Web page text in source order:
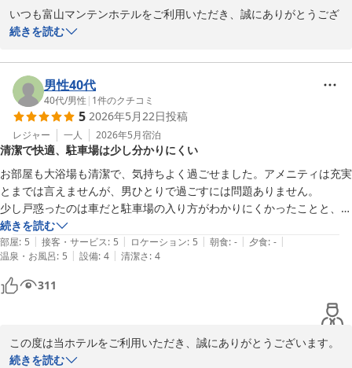
ダ・ドリンク・ご飯・パン食べ放題
………………………………………………
烹」
得々夕食クーポン券をフロントで販売中・「夕食付き宿泊プラ
ン」ネット販売
………………………………………………
⑤お好み枕：5種類から選べる「枕コーナー」　10階エレベーター
ホール前　※数量限定
………………………………………………
⑥駐車場：24時間　1,000円(税込)　100台収容、ハイルーフ・ワゴ
富山マンテンホテル（マンテンホテルチェーン）
2026-06-03
2026-05-31
でした。
宿泊している方が多かったのでしょうか。
いつも富山マンテンホテルをご利用いただき、誠にありがとうござ
います。
大浴場や朝食をご満喫いただけたとのお言葉を大変嬉しく拝読いた
しました。快適にお過ごしいただけたご様子が伺え、スタッフ一同
励みとなっております。
一方で、WiFiの接続につきましてご不便をおかけし申し訳ございま
せんでした。ご利用状況によって通信が不安定になる場合もござい
ます。
昨今の通信需要に対応し、より快適にご利用いただける環境づくり
の為、2026年6月に全館wi-fi更新工事を予定しております。
「また利用したい」とのお言葉を頂戴し、大変ありがたく存じま
す。
次回は通信環境におきましても、快適になるものと考えております
ので、また北陸へお越しの際にはぜひマンテンホテルチェーンをご
お忙しい中のご投稿、ありがとうございました。
続きを読む
男性40代
40代/男性 | 1件のクチコミ
5 2026年5月22日投稿
レジャー 一人 2026年5月宿泊
清潔で快適、駐車場は少し分かりにくい
お部屋も大浴場も清潔で、気持ちよく過ごせました。アメニティは充実
とまでは言えませんが、男ひとりで過ごすには問題ありません。
少し戸惑ったのは車だと駐車場の入り方がわかりにくかったことと、掛
続きを読む
部屋: 5 | 接客・サービス: 5 | ロケーション: 5 | 朝食: - | 夕食: - |
温泉・お風呂: 5 | 設備: 4 | 清潔さ: 4
311
この度は当ホテルをご利用いただき、誠にありがとうございます。
続きを読む